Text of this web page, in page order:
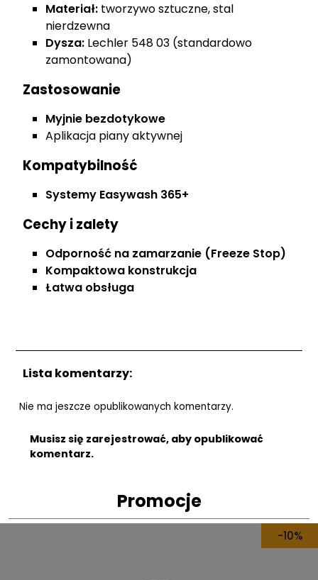
Materiał: tworzywo sztuczne, stal
nierdzewna
Dysza: Lechler 548 03 (standardowo
zamontowana)
Zastosowanie
Myjnie bezdotykowe
Aplikacja piany aktywnej
Kompatybilność
Systemy Easywash 365+
Cechy i zalety
Odporność na zamarzanie (Freeze Stop)
Kompaktowa konstrukcja
Łatwa obsługa
Lista komentarzy:
Nie ma jeszcze opublikowanych komentarzy.
Musisz się zarejestrować, aby opublikować
komentarz.
Promocje
-20%